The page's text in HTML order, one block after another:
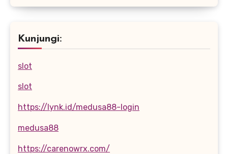
Kunjungi:
slot
slot
https://lynk.id/medusa88-login
medusa88
https://carenowrx.com/